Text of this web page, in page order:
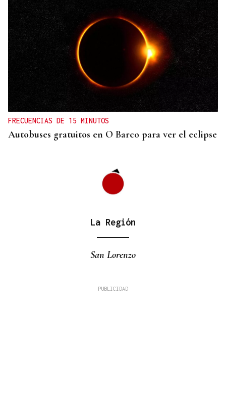
FRECUENCIAS DE 15 MINUTOS
Autobuses gratuitos en O Barco para ver el eclipse
La Región
San Lorenzo